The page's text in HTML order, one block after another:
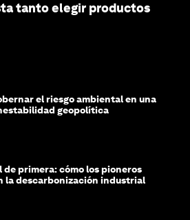
tanto elegir productos
el riesgo ambiental en una
geopolítica
de primera: cómo los pioneros
la descarbonización industrial